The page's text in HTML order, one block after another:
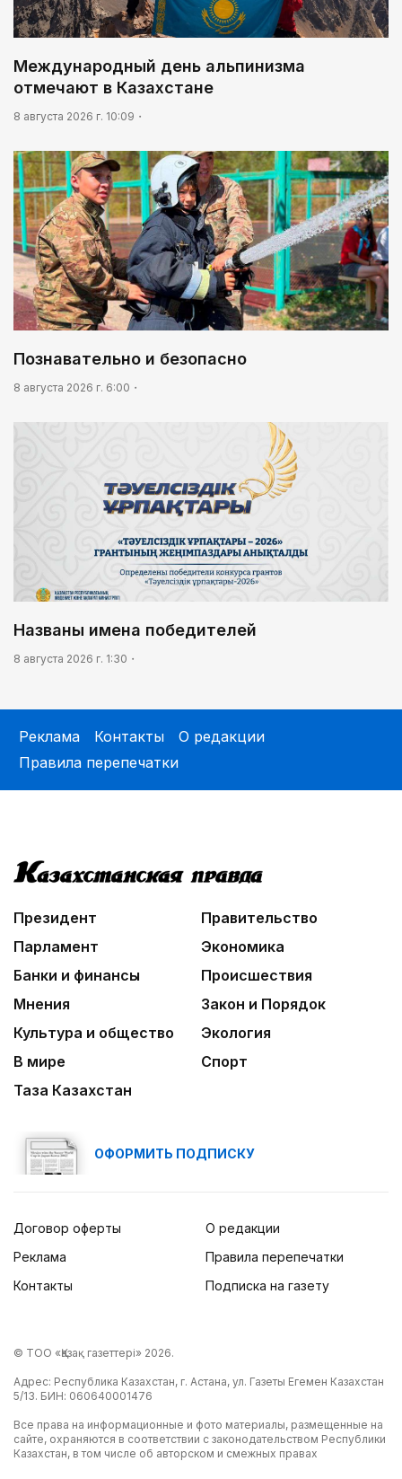
Международный день альпинизма
отмечают в Казахстане
8 августа 2026 г. 10:09
Познавательно и безопасно
8 августа 2026 г. 6:00
Названы имена победителей
8 августа 2026 г. 1:30
Реклама Контакты
О редакции
Правила перепечатки
Президент
Правительство
Парламент
Экономика
Банки и финансы
Происшествия
Мнения
Закон и Порядок
Культура и общество
Экология
В мире
Спорт
Таза Казахстан
ОФОРМИТЬ ПОДПИСКУ
Договор оферты
Реклама
Контакты
О редакции
Правила перепечатки
Подписка на газету
© ТОО «Қазақ газеттері» 2026.
Адрес: Республика Казахстан, г. Астана, ул. Газеты Егемен Казахстан
5/13. БИН: 060640001476
Все права на информационные и фото материалы, размещенные на
сайте, охраняются в соответствии с законодательством Республики
Казахстан, в том числе об авторском и смежных правах